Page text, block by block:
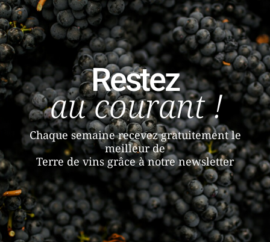
Restez
au courant !
Chaque semaine recevez gratuitement le
meilleur de
Terre de vins grâce à notre newsletter